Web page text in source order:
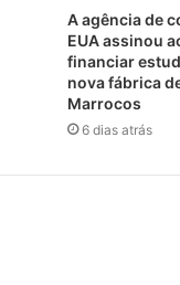
A agência de
EUA assinou
financiar
nova fábrica
Marrocos
6 dias atrás